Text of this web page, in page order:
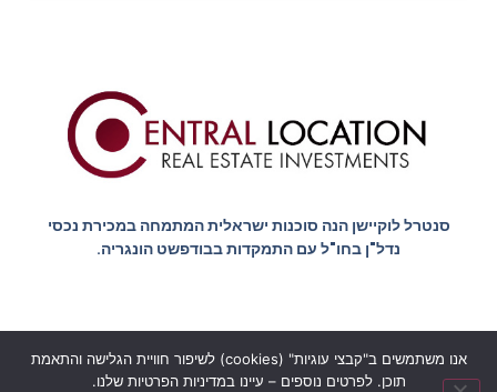
סנטרל לוקיישן הנה סוכנות ישראלית המתמחה במכירת נכסי
נדל"ן בחו"ל עם התמקדות בבודפשט הונגריה.
הצהרת נגישותמדיניות הפרטיות
אנו משתמשים ב"קבצי עוגיות" (cookies) לשיפור חוויית הגלישה והתאמת
תוכן. לפרטים נוספים – עיינו במדיניות הפרטיות שלנו.